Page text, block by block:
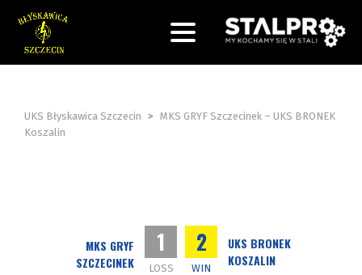
UKS Błyskawica Szczecin >
MKS GRYF Szczecinek – UKS BRONEK
Koszalin
MKS GRYF
SZCZECINEK
1
LOSS
2
WIN
UKS BRONEK
KOSZALIN